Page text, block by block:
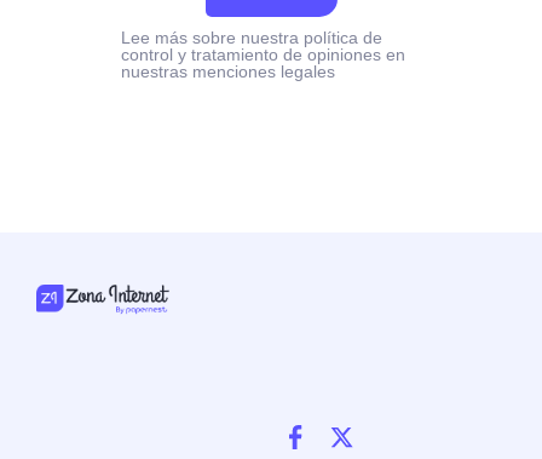
Lee más sobre nuestra política de
control y tratamiento de opiniones en
nuestras menciones legales